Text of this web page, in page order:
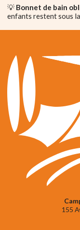
💡 Bonnet de bain
enfants restent sous
155